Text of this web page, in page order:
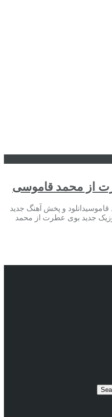
از محمد قاموسی
و پخش آهنگ جدید
جدید بوی عطرت از محمد